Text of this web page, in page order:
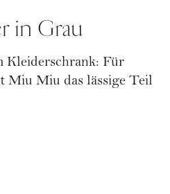
in Grau
Kleiderschrank: Für
Miu Miu das lässige Teil